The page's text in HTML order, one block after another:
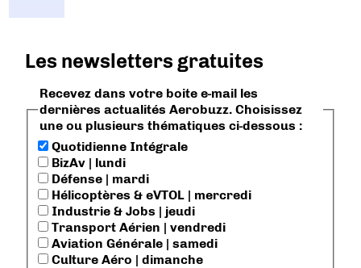
Les newsletters gratuites
Recevez dans votre boite e-mail les
dernières actualités Aerobuzz. Choisissez
une ou plusieurs thématiques ci-dessous :
Quotidienne Intégrale
BizAv | lundi
Défense | mardi
Hélicoptères & eVTOL | mercredi
Industrie & Jobs | jeudi
Transport Aérien | vendredi
Aviation Générale | samedi
Culture Aéro | dimanche